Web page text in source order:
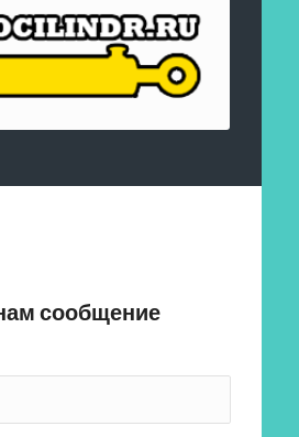
сообщение